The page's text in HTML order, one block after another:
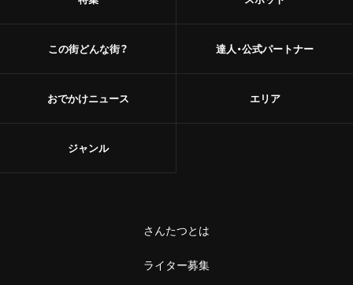
この街どんな街？
おでかけニュース
達人・公式パートナー
エリア
ジャンル
さんたつとは
ライター募集